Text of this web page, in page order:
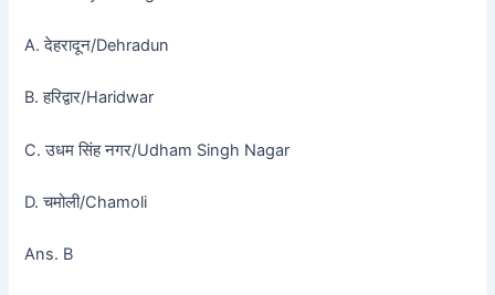
A. देहरादून/Dehradun
B. हरिद्वार/Haridwar
C. उधम सिंह नगर/Udham Singh Nagar
D. चमोली/Chamoli
Ans. B